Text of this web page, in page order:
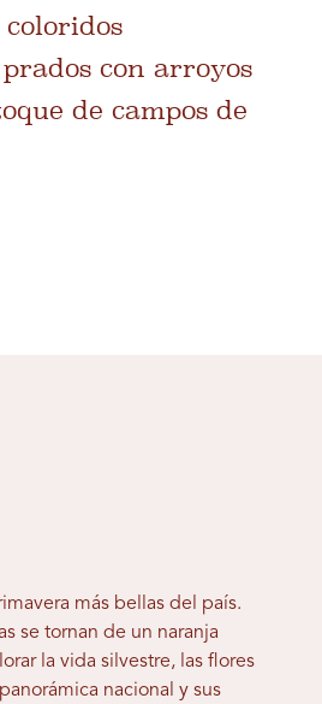
con arroyos
de campos de
más bellas del país.
se tornan de un naranja
la vida silvestre, las flores
nacional y sus